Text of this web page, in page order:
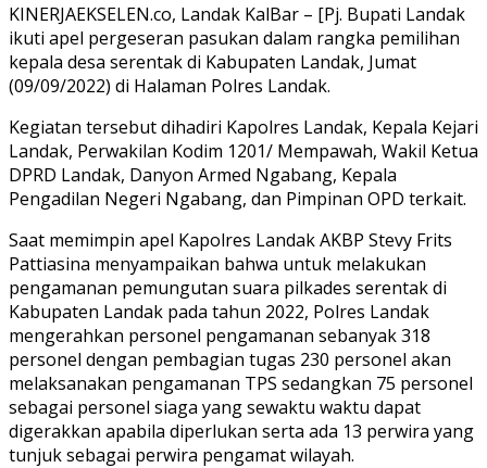
KINERJAEKSELEN.co, Landak KalBar – [Pj. Bupati Landak
ikuti apel pergeseran pasukan dalam rangka pemilihan
kepala desa serentak di Kabupaten Landak, Jumat
(09/09/2022) di Halaman Polres Landak.
Kegiatan tersebut dihadiri Kapolres Landak, Kepala Kejari
Landak, Perwakilan Kodim 1201/ Mempawah, Wakil Ketua
DPRD Landak, Danyon Armed Ngabang, Kepala
Pengadilan Negeri Ngabang, dan Pimpinan OPD terkait.
Saat memimpin apel Kapolres Landak AKBP Stevy Frits
Pattiasina menyampaikan bahwa untuk melakukan
pengamanan pemungutan suara pilkades serentak di
Kabupaten Landak pada tahun 2022, Polres Landak
mengerahkan personel pengamanan sebanyak 318
personel dengan pembagian tugas 230 personel akan
melaksanakan pengamanan TPS sedangkan 75 personel
sebagai personel siaga yang sewaktu waktu dapat
digerakkan apabila diperlukan serta ada 13 perwira yang
tunjuk sebagai perwira pengamat wilayah.